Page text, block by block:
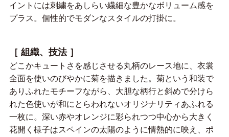
イントには刺繍をあしらい繊細な豊かなボリューム感を
プラス。個性的でモダンなスタイルの打掛に。
［ 組織、技法 ］
どこかキュートさを感じさせる丸柄のレース地に、衣裳
全面を使いのびやかに菊を描きました。菊という和装で
ありふれたモチーフながら、大胆な柄行と斜めで分けら
れた色使いが和にとらわれないオリジナリティあふれる
一枚に。深い赤やオレンジに彩られつつ中心から大きく
花開く様子はスペインの太陽のように情熱的に映え、ポ